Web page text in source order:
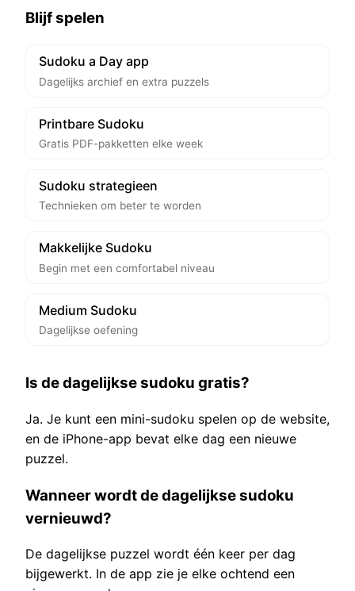
Blijf spelen
Sudoku a Day app
Dagelijks archief en extra puzzels
Printbare Sudoku
Gratis PDF-pakketten elke week
Sudoku strategieen
Technieken om beter te worden
Makkelijke Sudoku
Begin met een comfortabel niveau
Medium Sudoku
Dagelijkse oefening
Is de dagelijkse sudoku gratis?
Ja. Je kunt een mini-sudoku spelen op de website,
en de iPhone-app bevat elke dag een nieuwe
puzzel.
Wanneer wordt de dagelijkse sudoku
vernieuwd?
De dagelijkse puzzel wordt één keer per dag
bijgewerkt. In de app zie je elke ochtend een